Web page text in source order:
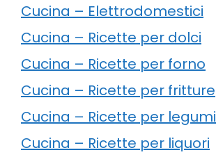
Cucina – Elettrodomestici
Cucina – Ricette per dolci
Cucina – Ricette per forno
Cucina – Ricette per fritture
Cucina – Ricette per legumi
Cucina – Ricette per liquori